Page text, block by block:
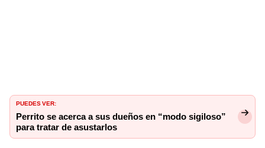
PUEDES VER:
Perrito se acerca a sus dueños en “modo sigiloso”
para tratar de asustarlos